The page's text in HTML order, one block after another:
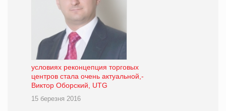
условиях реконцепция торговых
центров стала очень актуальной,-
Виктор Оборский, UTG
15 березня 2016